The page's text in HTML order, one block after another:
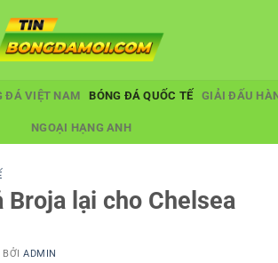
ĐÁ VIỆT NAM BÓNG ĐÁ QUỐC TẾ GIẢI ĐẤU
NGOẠI HẠNG ANH
lại cho Chelsea
BỞIADMIN